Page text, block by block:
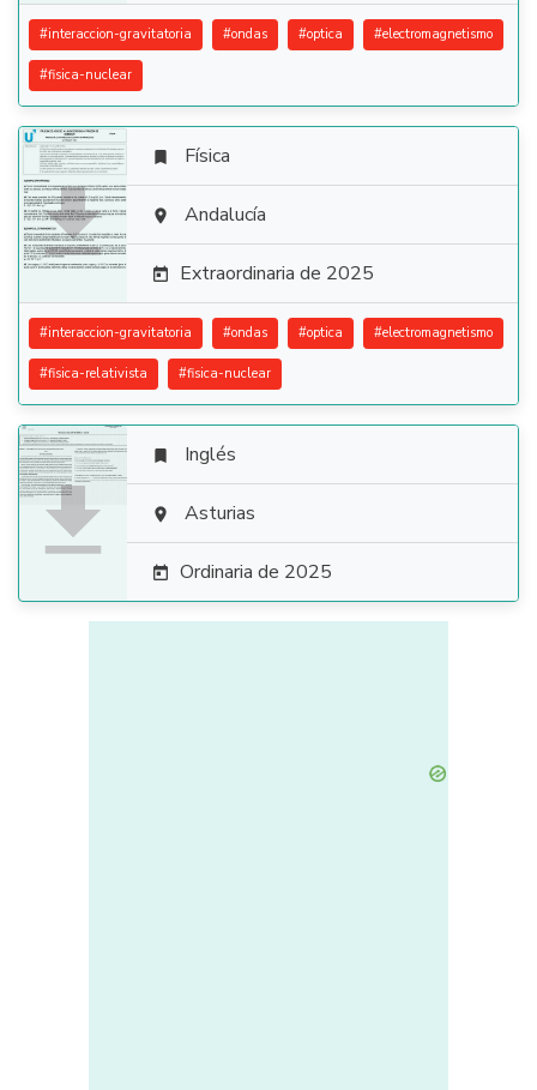
#interaccion-gravitatoria #ondas #optica #electromagnetismo
#fisica-nuclear

 Física
 Andalucía
 Extraordinaria de 2025
#interaccion-gravitatoria #ondas #optica #electromagnetismo
#fisica-relativista #fisica-nuclear

 Inglés
 Asturias
 Ordinaria de 2025